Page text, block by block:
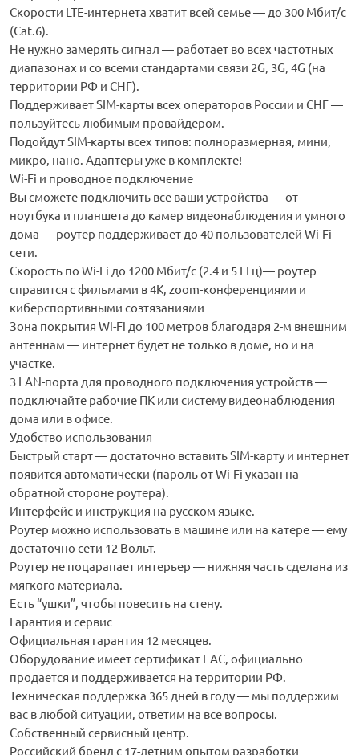
Скорости LTE-интернета хватит всей семье — до 300 Мбит/с
(Cat.6).
Не нужно замерять сигнал — работает во всех частотных
диапазонах и со всеми стандартами связи 2G, 3G, 4G (на
территории РФ и СНГ).
Поддерживает SIM-карты всех операторов России и СНГ —
пользуйтесь любимым провайдером.
Подойдут SIM-карты всех типов: полноразмерная, мини,
микро, нано. Адаптеры уже в комплекте!
Wi-Fi и проводное подключение
Вы сможете подключить все ваши устройства — от
ноутбука и планшета до камер видеонаблюдения и умного
дома — роутер поддерживает до 40 пользователей Wi-Fi
сети.
Скорость по Wi-Fi до 1200 Мбит/с (2.4 и 5 ГГц)— роутер
справится с фильмами в 4К, zoom-конференциями и
киберспортивными созтязаниями
Зона покрытия Wi-Fi до 100 метров благодаря 2-м внешним
антеннам — интернет будет не только в доме, но и на
участке.
3 LAN-порта для проводного подключения устройств —
подключайте рабочие ПК или систему видеонаблюдения
дома или в офисе.
Удобство использования
Быстрый старт — достаточно вставить SIM-карту и интернет
появится автоматически (пароль от Wi-Fi указан на
обратной стороне роутера).
Интерфейс и инструкция на русском языке.
Роутер можно использовать в машине или на катере — ему
достаточно сети 12 Вольт.
Роутер не поцарапает интерьер — нижняя часть сделана из
мягкого материала.
Есть “ушки”, чтобы повесить на стену.
Гарантия и сервис
Официальная гарантия 12 месяцев.
Оборудование имеет сертификат ЕАС, официально
продается и поддерживается на территории РФ.
Техническая поддержка 365 дней в году — мы поддержим
вас в любой ситуации, ответим на все вопросы.
Собственный сервисный центр.
Российский бренд с 17-летним опытом разработки